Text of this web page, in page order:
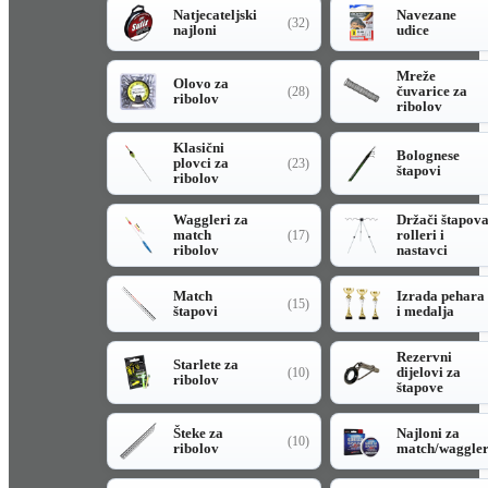
Natjecateljski
najloni
(32)
Navezane
udice
Olovo za
ribolov
(28)
Mreže
čuvarice za
ribolov
Klasični
plovci za
ribolov
(23)
Bolognese
štapovi
Waggleri za
match
ribolov
(17)
Držači štapova
rolleri i
nastavci
Match
štapovi
(15)
Izrada pehara
i medalja
Starlete za
ribolov
(10)
Rezervni
dijelovi za
štapove
Šteke za
ribolov
(10)
Najloni za
match/waggler